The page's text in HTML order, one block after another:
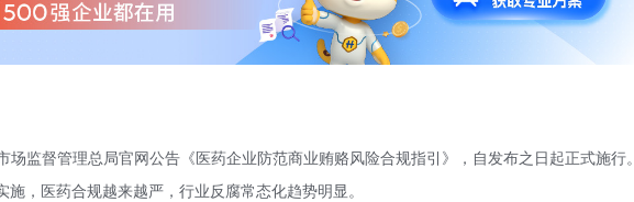
场监督管理总局官网公告《医药企业防范商业贿赂风险合规指引》，自发布之日起正式施行。
施，医药合规越来越严，行业反腐常态化趋势明显。